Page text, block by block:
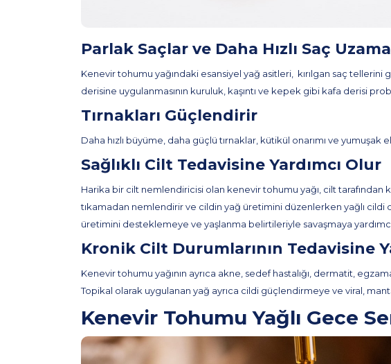
Parlak Saçlar ve Daha Hızlı Saç
Kenevir tohumu yağındaki esansiyel yağ asitleri, kırılgan saç
derisine uygulanmasının kuruluk, kaşıntı ve kepek gibi kafa derisi
Tırnakları Güçlendirir
Daha hızlı büyüme, daha güçlü tırnaklar, kütikül onarımı ve yumuşak
Sağlıklı Cilt Tedavisine Yardımcı Olur
Harika bir cilt nemlendiricisi olan kenevir tohumu yağı, cilt
tıkamadan nemlendirir ve cildin yağ üretimini düzenlerken yağlı cildi
üretimini desteklemeye ve yaşlanma belirtileriyle savaşmaya
Kronik Cilt Durumlarının Tedavisine
Kenevir tohumu yağının ayrıca akne, sedef hastalığı, dermatit,
Topikal olarak uygulanan yağ ayrıca cildi güçlendirmeye ve viral,
Kenevir Tohumu Yağlı Gece